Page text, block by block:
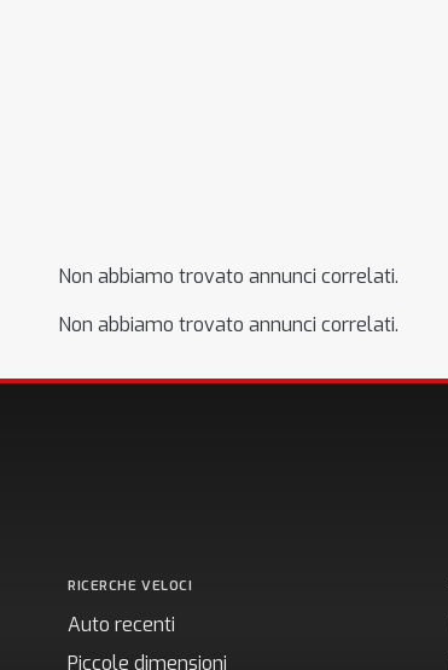
Non abbiamo trovato annunci correlati.
Non abbiamo trovato annunci correlati.
RICERCHE VELOCI
Auto recenti
Piccole dimensioni